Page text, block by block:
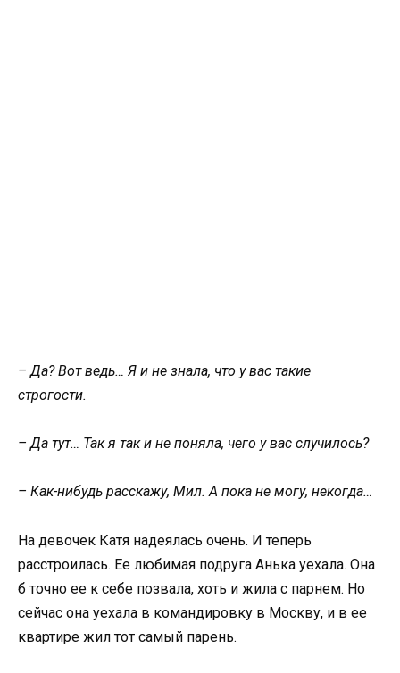
– Да? Вот ведь… Я и не знала, что у вас такие
строгости.
– Да тут… Так я так и не поняла, чего у вас случилось?
– Как-нибудь расскажу, Мил. А пока не могу, некогда…
На девочек Катя надеялась очень. И теперь
расстроилась. Ее любимая подруга Анька уехала. Она
б точно ее к себе позвала, хоть и жила с парнем. Но
сейчас она уехала в командировку в Москву, и в ее
квартире жил тот самый парень.